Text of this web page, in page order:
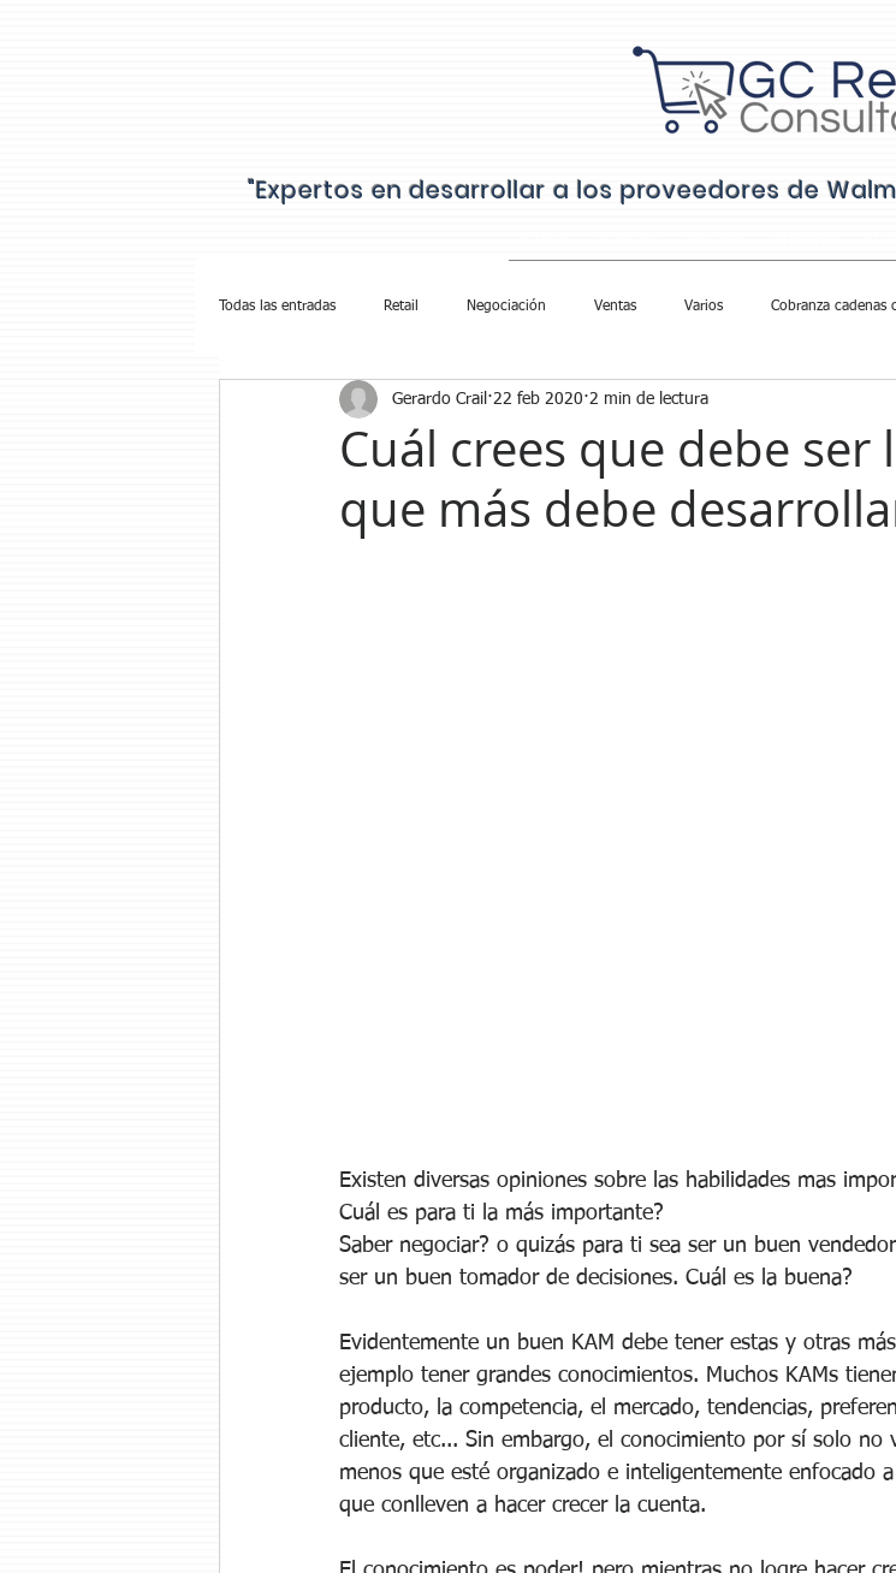
"Expertos en desarrollar a los proveedores de
Todas las entradas Retail Negociación Ventas Varios Cobranza cadenas
Cobranza Walmart
Cuál crees que debe ser
que más debe
Gerardo Crail 22 feb 2020 2 min de lectura
Existen diversas opiniones sobre las habilidades mas
Cuál es para ti la más importante?
Saber negociar? o quizás para ti sea ser un buen
ser un buen tomador de decisiones. Cuál es la buena?
Evidentemente un buen KAM debe tener estas y otras
ejemplo tener grandes conocimientos. Muchos KAMs
producto, la competencia, el mercado, tendencias,
cliente, etc... Sin embargo, el conocimiento por sí solo no
menos que esté organizado e inteligentemente enfocado
que conlleven a hacer crecer la cuenta.